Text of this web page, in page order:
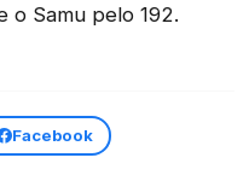
o Samu pelo 192.
Facebook